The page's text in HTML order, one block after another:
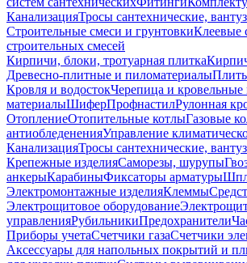
КанализацияТросы сантехнические,
Строительные смеси и грунтовкиКлеевые
строительных смесей
Кирпичи, блоки, тротуарная плитка
Древесно-плитные и пиломатериалы
Кровля и водостокЧерепица и кровельные
материалыШиферПрофнастилРулонная
ОтоплениеОтопительные котлыГазовые
антиобледененияУправление
КанализацияТросы сантехнические,
Крепежные изделияСаморезы, шурупы
анкерыКарабиныФиксаторы арматуры
Электромонтажные изделияКлеммы
Электрощитовое оборудование
управленияРубильникиПредохранители
Приборы учетаСчетчики газаСчетчики
Аксессуары для напольных покрытий и